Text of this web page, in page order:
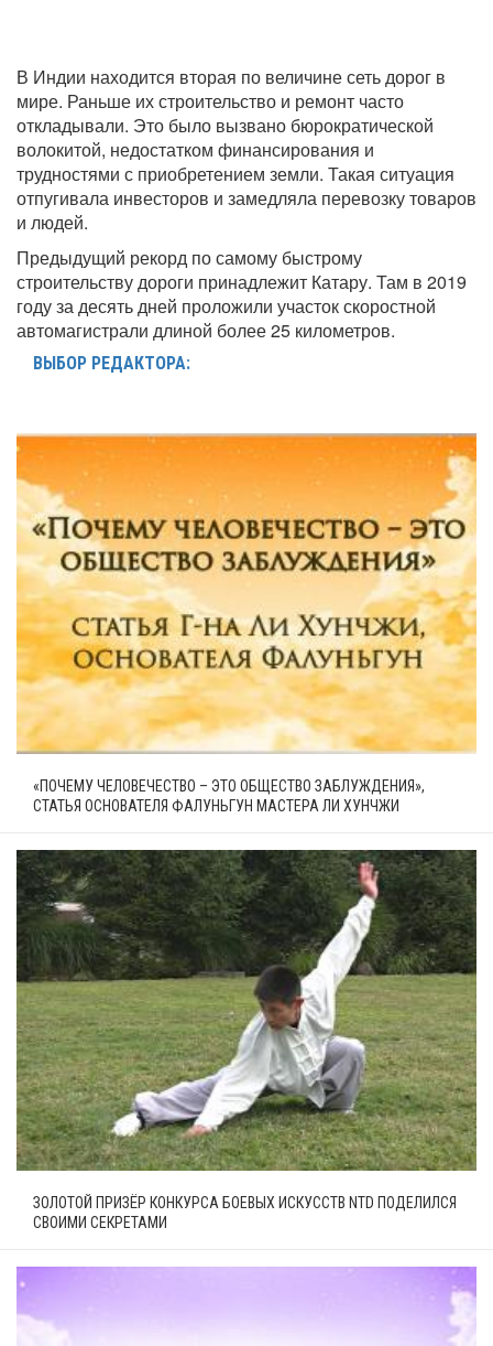
В Индии находится вторая по величине сеть дорог в
мире. Раньше их строительство и ремонт часто
откладывали. Это было вызвано бюрократической
волокитой, недостатком финансирования и
трудностями с приобретением земли. Такая ситуация
отпугивала инвесторов и замедляла перевозку товаров
и людей.
Предыдущий рекорд по самому быстрому
строительству дороги принадлежит Катару. Там в 2019
году за десять дней проложили участок скоростной
автомагистрали длиной более 25 километров.
ВЫБОР РЕДАКТОРА:
«ПОЧЕМУ ЧЕЛОВЕЧЕСТВО – ЭТО ОБЩЕСТВО ЗАБЛУЖДЕНИЯ»,
СТАТЬЯ ОСНОВАТЕЛЯ ФАЛУНЬГУН МАСТЕРА ЛИ ХУНЧЖИ
ЗОЛОТОЙ ПРИЗЁР КОНКУРСА БОЕВЫХ ИСКУССТВ NTD ПОДЕЛИЛСЯ
СВОИМИ СЕКРЕТАМИ